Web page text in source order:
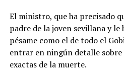
El ministro, que ha precisado
padre de la joven sevillana y
pésame como el de todo el
entrar en ningún detalle
exactas de la muerte.